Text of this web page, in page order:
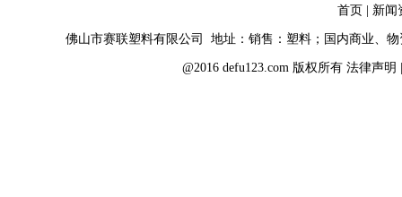
首页 新闻
佛山市赛联塑料有限公司 地址：销售：塑料；国内商业、
@2016 defu123.com 版权所有 法律声明